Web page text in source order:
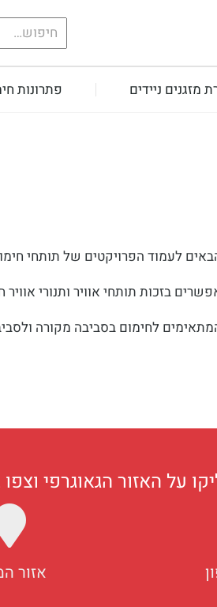
חיפוש
עבור:
מזגנים ניידים פתרונות
לעמוד הפרויקטים של תותחי
בזכות תותחי אוויר ותנורי אוויר
לחימום בסביבה מקורה
על האזור הגאוגרפי
אזור